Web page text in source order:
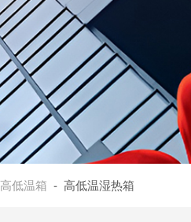
高低温箱 - 高低温湿热箱